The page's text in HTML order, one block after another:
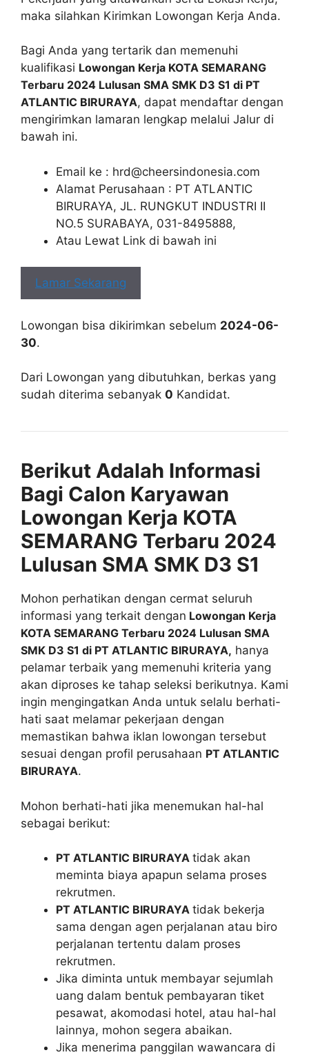
maka silahkan Kirimkan Lowongan Kerja Anda.
Bagi Anda yang tertarik dan memenuhi
kualifikasi Lowongan Kerja KOTA SEMARANG
Terbaru 2024 Lulusan SMA SMK D3 S1 di PT
ATLANTIC BIRURAYA, dapat mendaftar dengan
mengirimkan lamaran lengkap melalui Jalur di
bawah ini.
Email ke : hrd@cheersindonesia.com
Alamat Perusahaan : PT ATLANTIC
BIRURAYA, JL. RUNGKUT INDUSTRI II
NO.5 SURABAYA, 031-8495888,
Atau Lewat Link di bawah ini
Lamar Sekarang
Lowongan bisa dikirimkan sebelum 2024-06-
30.
Dari Lowongan yang dibutuhkan, berkas yang
sudah diterima sebanyak 0 Kandidat.
Berikut Adalah Informasi
Bagi Calon Karyawan
Lowongan Kerja KOTA
SEMARANG Terbaru 2024
Lulusan SMA SMK D3 S1
Mohon perhatikan dengan cermat seluruh
informasi yang terkait dengan Lowongan Kerja
KOTA SEMARANG Terbaru 2024 Lulusan SMA
SMK D3 S1 di PT ATLANTIC BIRURAYA, hanya
pelamar terbaik yang memenuhi kriteria yang
akan diproses ke tahap seleksi berikutnya. Kami
ingin mengingatkan Anda untuk selalu berhati-
hati saat melamar pekerjaan dengan
memastikan bahwa iklan lowongan tersebut
sesuai dengan profil perusahaan PT ATLANTIC
BIRURAYA.
Mohon berhati-hati jika menemukan hal-hal
sebagai berikut:
PT ATLANTIC BIRURAYA tidak akan
meminta biaya apapun selama proses
rekrutmen.
PT ATLANTIC BIRURAYA tidak bekerja
sama dengan agen perjalanan atau biro
perjalanan tertentu dalam proses
rekrutmen.
Jika diminta untuk membayar sejumlah
uang dalam bentuk pembayaran tiket
pesawat, akomodasi hotel, atau hal-hal
lainnya, mohon segera abaikan.
Jika menerima panggilan wawancara di